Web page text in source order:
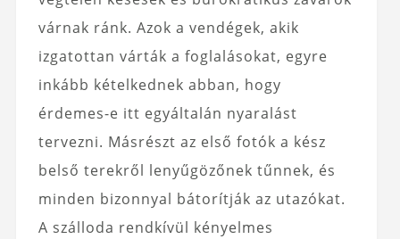
várnak ránk. Azok a vendégek, akik
izgatottan várták a foglalásokat, egyre
inkább kételkednek abban, hogy
érdemes-e itt egyáltalán nyaralást
tervezni. Másrészt az első fotók a kész
belső terekről lenyűgözőnek tűnnek, és
minden bizonnyal bátorítják az utazókat.
A szálloda rendkívül kényelmes